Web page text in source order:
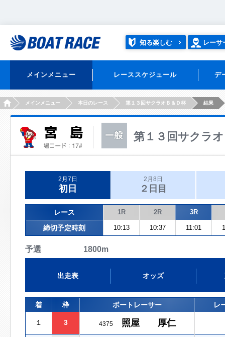
知る楽しむ レーサ
メインメニュー レーススケジュール デ
HOMEメインメニュー 本日のレース 第１３回サクラオＢ＆Ｄ杯 結果
第１３回サクラ
2月7日
初日
2月8日
２日目
レース 1R 2R 3R
締切予定時刻 10:13 10:37 11:01
予選 1800m
出走表 オッズ
着 枠 ボートレーサー レ
１ 3 4375 照屋 厚仁